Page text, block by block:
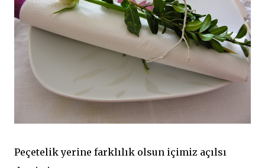
Peçetelik yerine farklılık olsun içimiz açılsı